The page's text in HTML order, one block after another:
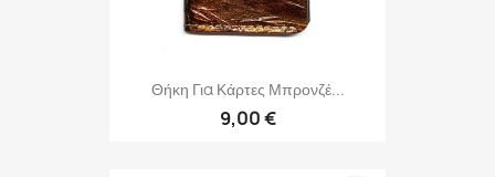
Θήκη Για Κάρτες Μπρονζέ...
9,00 €